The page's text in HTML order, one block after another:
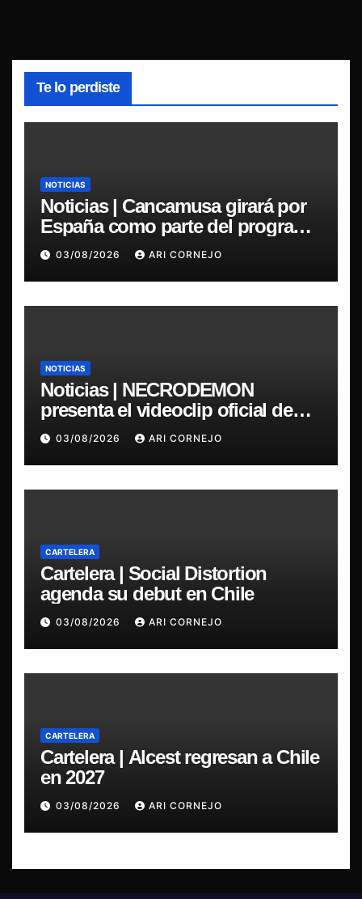
Te lo perdiste
NOTICIAS
Noticias | Cancamusa girará por
España como parte del programa
de intercambio entre SCD y AIE
03/08/2026 ARI CORNEJO
NOTICIAS
Noticias | NECRODEMON
presenta el videoclip oficial de
“Burn, your christians, burn!”
03/08/2026 ARI CORNEJO
CARTELERA
Cartelera | Social Distortion
agenda su debut en Chile
03/08/2026 ARI CORNEJO
CARTELERA
Cartelera | Alcest regresan a Chile
en 2027
03/08/2026 ARI CORNEJO